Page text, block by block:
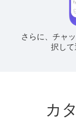
さらに、チャ
択して
カ